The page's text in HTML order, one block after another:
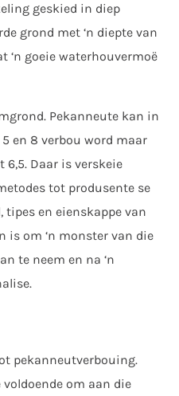
geskied in diep
grond met ‘n diepte van
‘n goeie waterhouvermoë
Pekanneute kan in
en 8 verbou word maar
6,5. Daar is verskeie
tot produsente se
en eienskappe van
is om ‘n monster van die
te neem en na ‘n
pekanneutverbouing.
om aan die